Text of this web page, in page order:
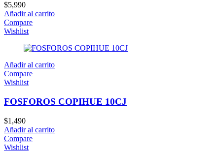
$5,990
Añadir al carrito
Compare
Wishlist
Añadir al carrito
Compare
Wishlist
FOSFOROS COPIHUE 10CJ
$1,490
Añadir al carrito
Compare
Wishlist